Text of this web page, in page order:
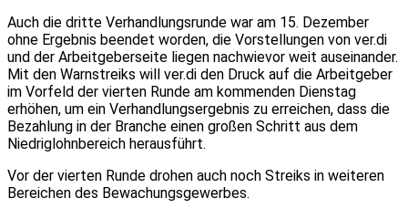
Auch die dritte Verhandlungsrunde war am 15. Dezember
ohne Ergebnis beendet worden, die Vorstellungen von ver.di
und der Arbeitgeberseite liegen nachwievor weit auseinander.
Mit den Warnstreiks will ver.di den Druck auf die Arbeitgeber
im Vorfeld der vierten Runde am kommenden Dienstag
erhöhen, um ein Verhandlungsergebnis zu erreichen, dass die
Bezahlung in der Branche einen großen Schritt aus dem
Niedriglohnbereich herausführt.
Vor der vierten Runde drohen auch noch Streiks in weiteren
Bereichen des Bewachungsgewerbes.